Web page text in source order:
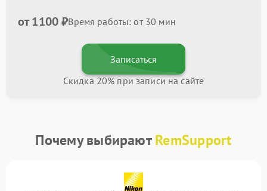
от 1100 ₽Время работы: от 30 мин
Записаться
Скидка 20% при записи на сайте
Почему выбираютRemSupport